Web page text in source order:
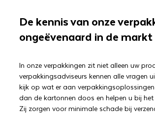
De kennis van onze
ongeëvenaard in de markt
In onze verpakkingen zit niet alleen uw
verpakkingsadviseurs kennen alle vragen
kijk op wat er aan
dan de kartonnen doos en helpen u bij
Zij zorgen voor minimale schade bij